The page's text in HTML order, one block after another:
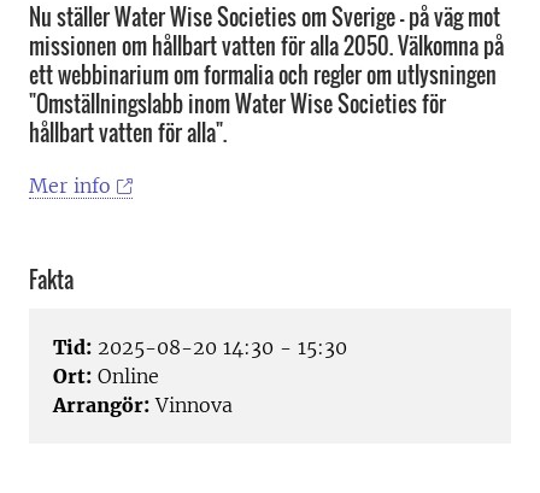
Nu ställer Water Wise Societies om Sverige – på väg mot
missionen om hållbart vatten för alla 2050. Välkomna på
ett webbinarium om formalia och regler om utlysningen
"Omställningslabb inom Water Wise Societies för
hållbart vatten för alla".
Mer info
Fakta
Tid: 2025-08-20 14:30 - 15:30
Ort: Online
Arrangör: Vinnova